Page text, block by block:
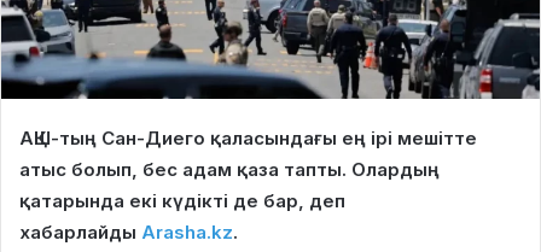
АҚШ-тың Сан-Диего қаласындағы ең ірі мешітте
атыс болып, бес адам қаза тапты. Олардың
қатарында екі күдікті де бар, деп
хабарлайды Arasha.kz.